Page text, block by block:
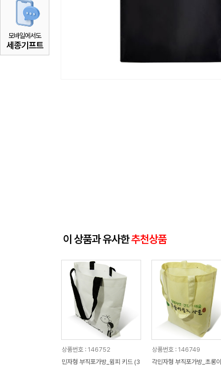
모바일에서도
세종기프트
이 상품과 유사한추천상품
상품번호 : 146752
민자형 부직포가방_윔피 키드 (3
상품번호 : 146749
각민자형 부직포가방_초롱